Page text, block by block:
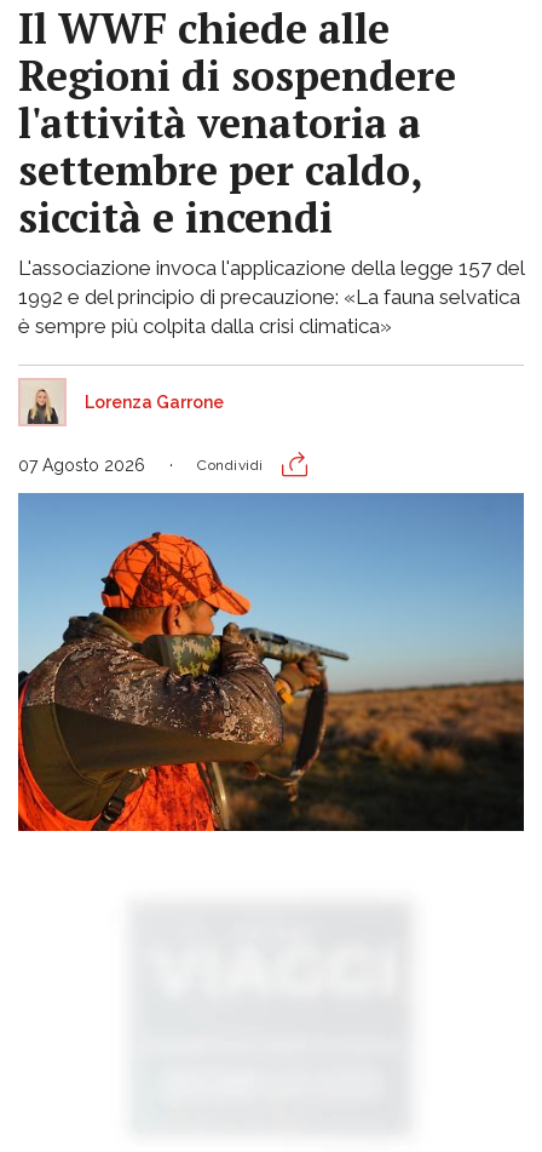
Il WWF chiede alle
Regioni di sospendere
l'attività venatoria a
settembre per caldo,
siccità e incendi
L'associazione invoca l'applicazione della legge 157 del
1992 e del principio di precauzione: «La fauna selvatica
è sempre più colpita dalla crisi climatica»
Lorenza Garrone
07 Agosto 2026 Condividi